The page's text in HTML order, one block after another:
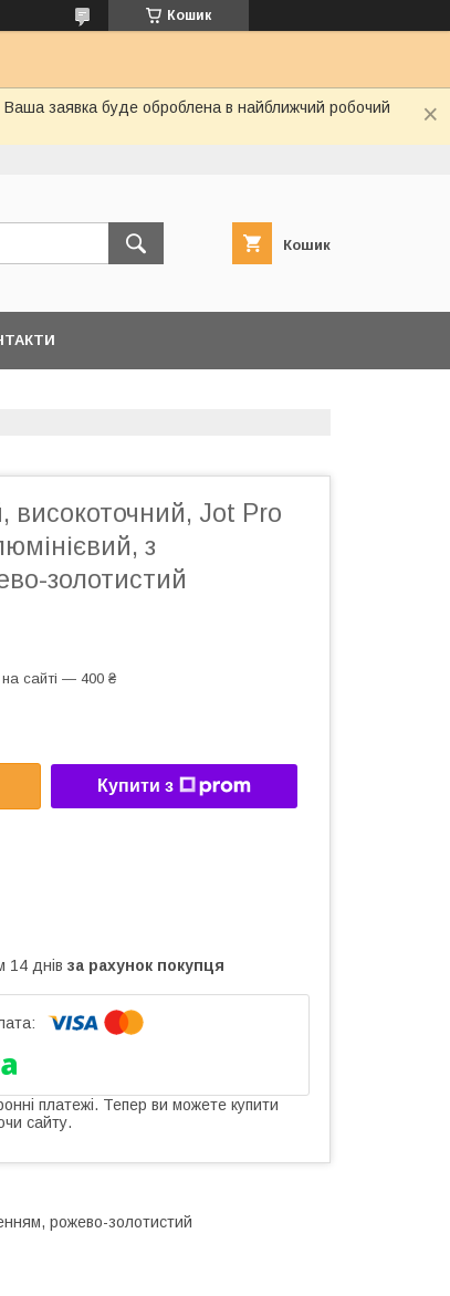
Кошик
Ваша заявка буде оброблена в найближчий робочий
Кошик
високоточний, Jot Pro
з
золотистий
сайті — 400 ₴
Купити з
14 днів за рахунок покупця
платежі. Тепер ви можете купити
сайту.
рожево-золотистий